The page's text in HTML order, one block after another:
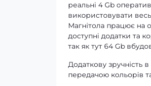
реальні 4 Gb
використовувати
Магнітола працює на
доступні додатки та
так як тут 64 Gb
Додаткову зручність
передачою кольорів